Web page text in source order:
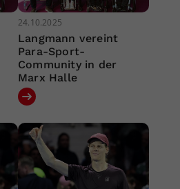
24.10.2025
Langmann vereint
Para-Sport-
Community in der
Marx Halle